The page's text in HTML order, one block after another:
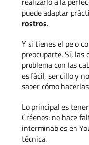
puede adaptar
rostros.
Y si tienes el pelo
preocuparte. Sí, las
problema con las
es fácil, sencillo y
saber cómo
Lo principal es
Créenos: no hace
interminables en
técnica.